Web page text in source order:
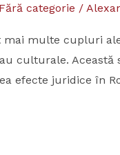
Fără categorie /
multe cupluri
culturale.
efecte juridice în